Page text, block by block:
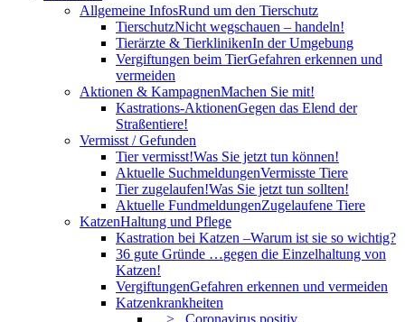
Allgemeine InfosRund um den Tierschutz
TierschutzNicht wegschauen – handeln!
Tierärzte & TierklinikenIn der Umgebung
Vergiftungen beim TierGefahren erkennen und
vermeiden
Aktionen & KampagnenMachen Sie mit!
Kastrations-AktionenGegen das Elend der
Straßentiere!
Vermisst / Gefunden
Tier vermisst!Was Sie jetzt tun können!
Aktuelle SuchmeldungenVermisste Tiere
Tier zugelaufen!Was Sie jetzt tun sollten!
Aktuelle FundmeldungenZugelaufene Tiere
KatzenHaltung und Pflege
Kastration bei Katzen –Warum ist sie so wichtig?
36 gute Gründe …gegen die Einzelhaltung von
Katzen!
VergiftungenGefahren erkennen und vermeiden
Katzenkrankheiten
> Coronavirus positiv